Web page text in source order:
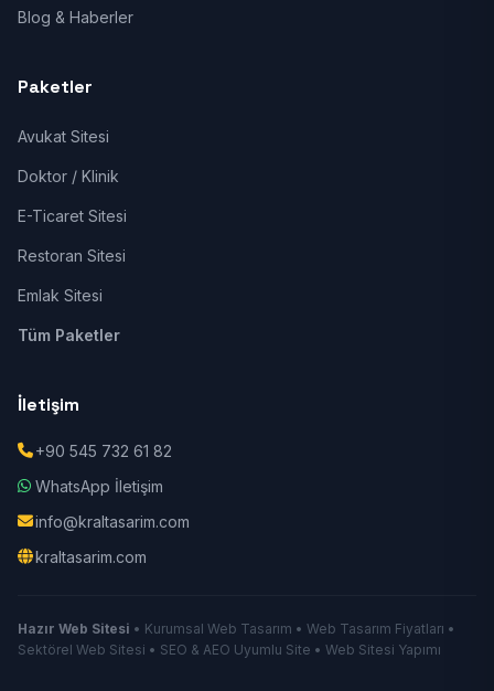
Blog & Haberler
Paketler
Avukat Sitesi
Doktor / Klinik
E-Ticaret Sitesi
Restoran Sitesi
Emlak Sitesi
Tüm Paketler
İletişim
+90 545 732 61 82
WhatsApp İletişim
info@kraltasarim.com
kraltasarim.com
Hazır Web Sitesi • Kurumsal Web Tasarım • Web Tasarım Fiyatları •
Sektörel Web Sitesi • SEO & AEO Uyumlu Site • Web Sitesi Yapımı